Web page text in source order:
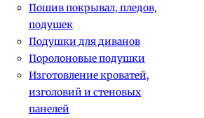
Пошив покрывал, пледов,
подушек
Подушки для диванов
Поролоновые подушки
Изготовление кроватей,
изголовий и стеновых
панелей